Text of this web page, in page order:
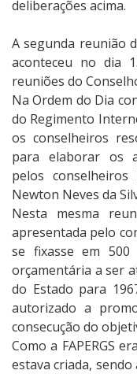
deliberações acima.
A segunda reunião
aconteceu no dia
reuniões do
Na Ordem do Dia
do Regimento
os conselheiros
para elaborar os
pelos
Newton Neves da
Nesta mesma
apresentada pelo
se fixasse em 500
orçamentária a ser
do Estado para
autorizado a
consecução do
Como a FAPERGS
estava criada, sendo